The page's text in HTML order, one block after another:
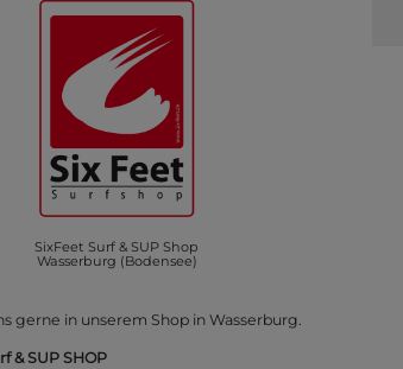
SixFeet Surf & SUP Shop
Wasserburg (Bodensee)
gerne in unserem Shop in Wasserburg.
& SUP SHOP